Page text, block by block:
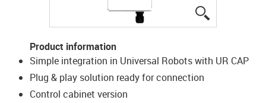
Product information
Simple integration in Universal Robots with UR CAP
Plug & play solution ready for connection
Control cabinet version